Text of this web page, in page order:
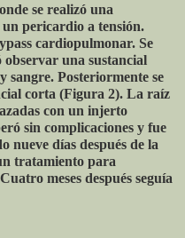
se realizó una
pericardio a tensión.
cardiopulmonar. Se
una sustancial
sangre. Posteriormente se
corta (Figura 2). La raíz
con un injerto
sin complicaciones y fue
nueve días después de la
tratamiento para
meses después seguía